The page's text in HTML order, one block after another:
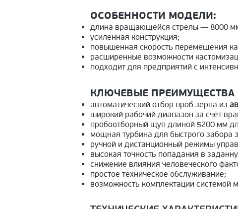
ОСОБЕННОСТИ МОДЕЛИ:
длина вращающейся стрелы — 8000
усиленная конструкция;
повышенная скорость перемещения
расширенные возможности
подходит для предприятий с
КЛЮЧЕВЫЕ ПРЕИМУЩЕСТВА
автоматический отбор проб зерна из
широкий рабочий диапазон за счёт
пробоотборный щуп длиной 5200 мм
мощная турбина для быстрого забора
ручной и дистанционный режимы
высокая точность попадания в
снижение влияния человеческого
простое техническое обслуживание;
возможность комплектации системой